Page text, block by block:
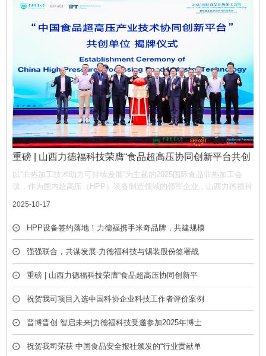
重磅 | 山西力德福科技荣膺“食品超高压协同创新平台共创
单位”，携手产业链共筑非热加工新生态
以“非热加工技术助力可持续发展”为主题的2025国际食品非热加工会
议，作为国内超高压（HPP）装备制造领域的领军企业，山西力德福科
号，彰显了公司在推动超高压技术产业化中的核心作用。
2025-10-17
HPP设备签约落地！力德福携手米奇品牌，共建规模
化冷榨饮品产线
强强联合，共谋发展-力德福科技与锡装股份签署战
略合作框架协议
重磅 | 山西力德福科技荣膺“食品超高压协同创新平
台共创单位”，携手产业链共筑非热加工新生态
祝贺我司项目入选中国科协企业科技工作者评价案例
库
晋博晋创 智启未来|力德福科技受邀参加2025年博士
后创新创业成果展
祝贺我司荣获 中国食品安全报社颁发的“行业贡献单